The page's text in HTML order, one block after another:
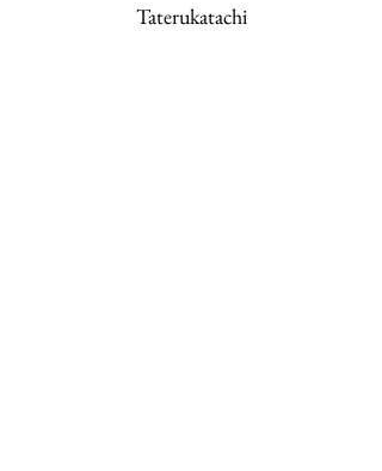
Taterukatachi